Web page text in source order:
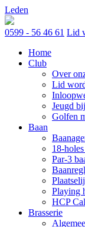
Skip
to
content
Leden
0599 - 56 46 61 Lid
Home
Club
Over
Lid
Jeugd
Golfen
Baan
18-
Par-3
Playing
HCP
Brasserie